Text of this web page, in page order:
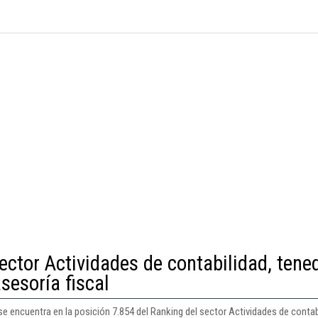
Actividades de contabilidad,
fiscal
encuentra en la posición 7.854 del Ranking del sector Actividades de